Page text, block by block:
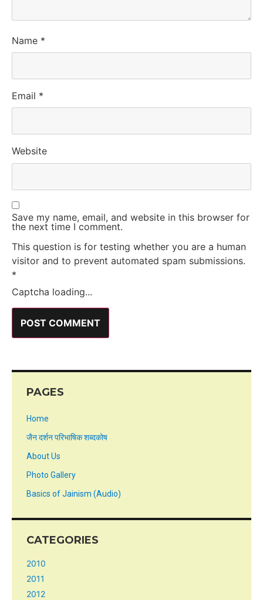
Name *
Email *
Website
Save my name, email, and website in this browser for
the next time I comment.
This question is for testing whether you are a human
visitor and to prevent automated spam submissions.
*
Captcha loading...
PAGES
Home
जैन दर्शन परिभाषिक शब्दकोष
About Us
Photo Gallery
Basics of Jainism (Audio)
CATEGORIES
2010
2011
2012